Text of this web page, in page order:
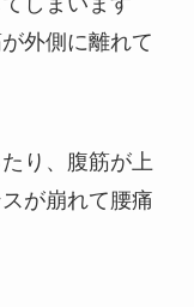
外側に離れて
り、腹筋が上
が崩れて腰痛